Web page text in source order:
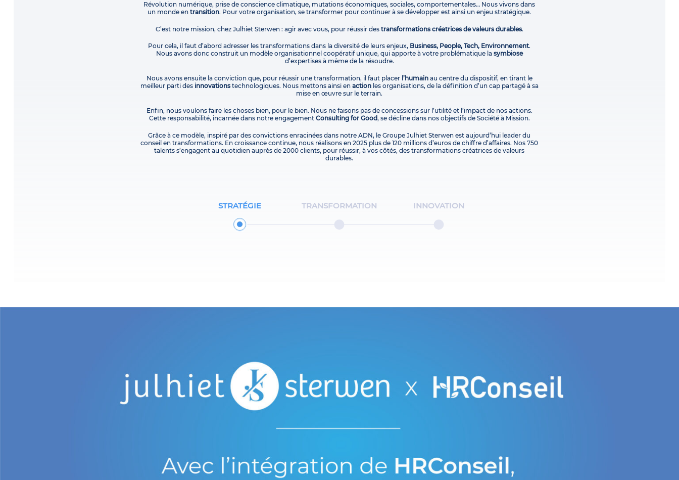
Révolution numérique, prise de conscience climatique, mutations économiques, sociales, comportementales… Nous vivons dans
un monde entransition. Pour votre organisation, se transformer pour continuer à se développer est ainsi un enjeu stratégique.
C’est notre mission, chez Julhiet Sterwen : agir avec vous, pour réussir des transformations créatrices de valeurs durables.
Pour cela, il faut d’abord adresser les transformations dans la diversité de leurs enjeux, Business, People, Tech, Environnement.
Nous avons donc construit un modèle organisationnel coopératif unique, qui apporte à votre problématique la symbiose
d’expertises à même de la résoudre.
Nous avons ensuite la conviction que, pour réussir une transformation, il faut placer l’humainau centre du dispositif, en tirant le
meilleur parti des innovationstechnologiques. Nous mettons ainsi en actionles organisations, de la définition d’un cap partagé à sa
mise en œuvre sur le terrain.
Enfin, nous voulons faire les choses bien, pour le bien. Nous ne faisons pas de concessions sur l’utilité et l’impact de nos actions.
Cette responsabilité, incarnée dans notre engagement Consulting for Good, se décline dans nos objectifs de Société à Mission.
Grâce à ce modèle, inspiré par des convictions enracinées dans notre ADN, le Groupe Julhiet Sterwen est aujourd’hui leader du
conseil en transformations. En croissance continue, nous réalisons en 2025 plus de 120 millions d’euros de chiffre d’affaires. Nos 750
talents s’engagent au quotidien auprès de 2000 clients, pour réussir, à vos côtés, des transformations créatrices de valeurs
durables.
STRATÉGIE TRANSFORMATION INNOVATION